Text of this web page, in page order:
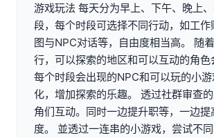
游戏玩法 每天分为早上、下午、晚上
段，每个时段可选择不同行动，如工
图与NPC对话等，自由度相当高。 随
行，可以探索的地区和可以互动的角色
每个时段会出现的NPC和可以玩的小
化，增加探索的乐趣。 透过社群审查
角们互动。同时一边提升职等，一边
度。 並透过一连串的小游戏，尝试不